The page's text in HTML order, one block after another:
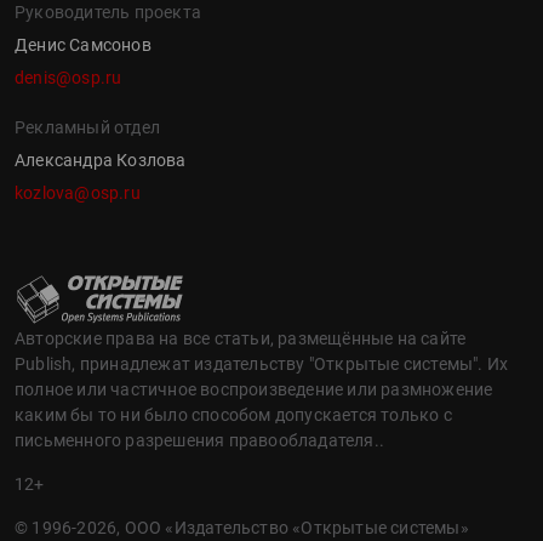
Руководитель проекта
Денис Самсонов
denis@osp.ru
Рекламный отдел
Александра Козлова
kozlova@osp.ru
Авторские права на все статьи, размещённые на сайте
Publish, принадлежат издательству "Открытые системы". Их
полное или частичное воспроизведение или размножение
каким бы то ни было способом допускается только с
письменного разрешения правообладателя..
12+
© 1996-2026, ООО «Издательство «Открытые системы»